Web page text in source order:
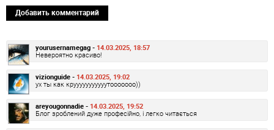
Добавить комментарий
yourusernamegag - 14.03.2025, 18:57
Невероятно красиво!
vizionguide - 14.03.2025, 19:02
ух ты как крууууууууууутооооооо))
areyougonnadie - 14.03.2025, 19:52
Блог зроблений дуже професійно, і легко читається